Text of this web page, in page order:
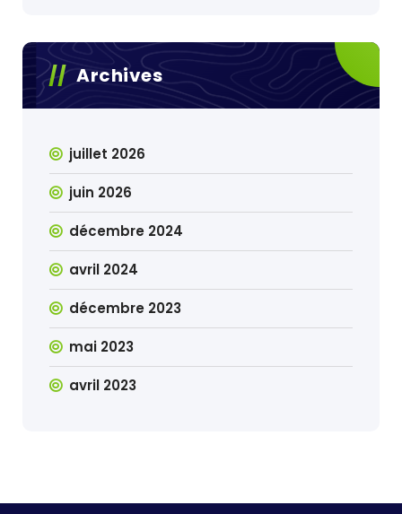
Archives
juillet 2026
juin 2026
décembre 2024
avril 2024
décembre 2023
mai 2023
avril 2023